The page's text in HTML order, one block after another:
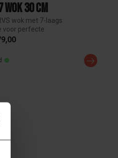
30 cm
wok met 7-laags
voor perfecte
Ideaal vo...